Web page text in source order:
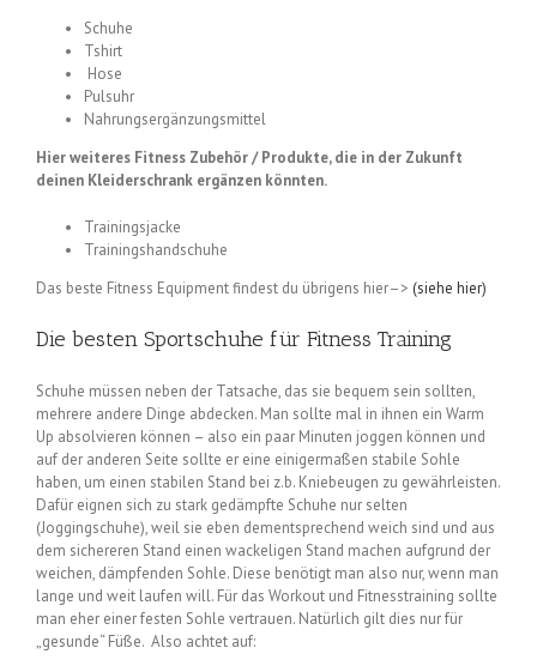
Schuhe
Tshirt
Hose
Pulsuhr
Nahrungsergänzungsmittel
Hier weiteres Fitness Zubehör / Produkte, die in der Zukunft
deinen Kleiderschrank ergänzen könnten.
Trainingsjacke
Trainingshandschuhe
Das beste Fitness Equipment findest du übrigens hier–> (siehe hier)
Die besten Sportschuhe für Fitness Training
Schuhe müssen neben der Tatsache, das sie bequem sein sollten,
mehrere andere Dinge abdecken. Man sollte mal in ihnen ein Warm
Up absolvieren können – also ein paar Minuten joggen können und
auf der anderen Seite sollte er eine einigermaßen stabile Sohle
haben, um einen stabilen Stand bei z.b. Kniebeugen zu gewährleisten.
Dafür eignen sich zu stark gedämpfte Schuhe nur selten
(Joggingschuhe), weil sie eben dementsprechend weich sind und aus
dem sichereren Stand einen wackeligen Stand machen aufgrund der
weichen, dämpfenden Sohle. Diese benötigt man also nur, wenn man
lange und weit laufen will. Für das Workout und Fitnesstraining sollte
man eher einer festen Sohle vertrauen. Natürlich gilt dies nur für
„gesunde“ Füße. Also achtet auf: